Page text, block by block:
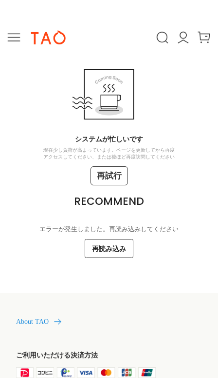
システムが忙しいです
現在少し負荷が高まっています。ページを更新してから再度
アクセスしてください、または後ほど再度訪問してください
再試行
RECOMMEND
エラーが発生しました。再読み込みしてください
再読み込み
About TAO
ご利用いただける決済方法